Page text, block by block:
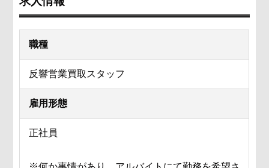
職種
反響営業買取スタッフ
雇用形態
正社員